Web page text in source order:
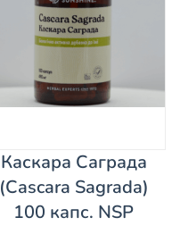
Каскара Саграда
(Cascara Sagrada)
100 капс. NSP